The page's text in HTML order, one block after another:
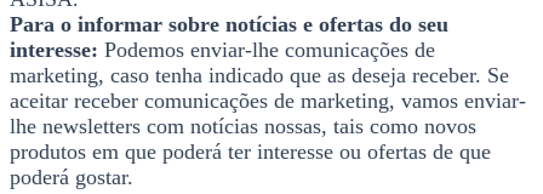
Para o informar sobre notícias e ofertas do seu
interesse: Podemos enviar-lhe comunicações de
marketing, caso tenha indicado que as deseja receber. Se
aceitar receber comunicações de marketing, vamos enviar-
lhe newsletters com notícias nossas, tais como novos
produtos em que poderá ter interesse ou ofertas de que
poderá gostar.